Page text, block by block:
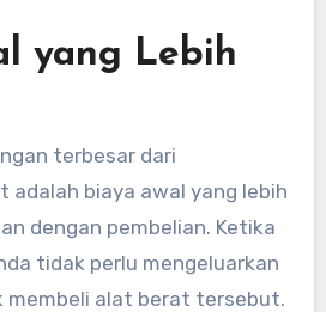
yang Lebih
terbesar dari
biaya awal yang lebih
dengan pembelian. Ketika
tidak perlu mengeluarkan
membeli alat berat tersebut.